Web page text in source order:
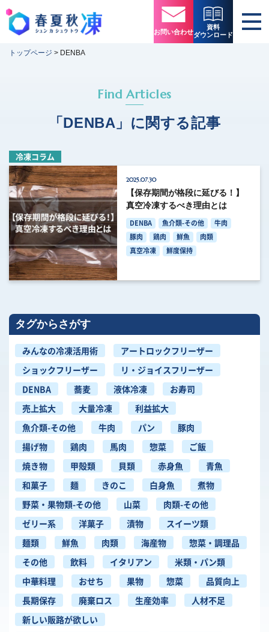
お問い合わせ
資料
ダウンロード
トップページ > DENBA
Find Articles
「DENBA」に関する記事
冷凍コラム
2025.07.30
【保存期間が格段に延びる！】
真空冷凍するべき理由とは
DENBA 魚介類-その他
牛肉
豚肉
鶏肉 鮮魚
肉類
真空冷凍
鮮度保持
タグからさがす
みんなの冷凍活用術
アートロックフリーザー
ショックフリーザー
リ・ジョイスフリーザー
DENBA
蕎麦 液体冷凍
お寿司
売上拡大
大量冷凍
利益拡大
魚介類-その他
牛肉 パン
豚肉
揚げ物
鶏肉 馬肉 惣菜
ご飯
焼き物
甲殻類 貝類 赤身魚
青魚
和菓子
麺 きのこ 白身魚
煮物
野菜・果物類-その他
山菜
肉類-その他
ゼリー系
洋菓子 漬物
スイーツ類
麺類
鮮魚 肉類 海産物
惣菜・調理品
その他
飲料 イタリアン
米類・パン類
中華料理
おせち 果物 惣菜
品質向上
長期保存
廃棄ロス 生産効率
人材不足
新しい販路が欲しい